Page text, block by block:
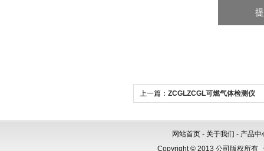
上一篇： ZCGLZCGL可燃气体检测仪
网站首页 - 关于我们 - 产品中
Copyright © 2013 公司版权所有